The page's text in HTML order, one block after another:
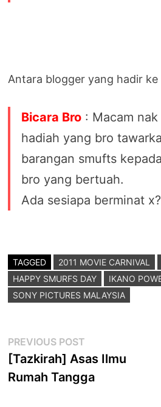
Antara blogger yang hadir ke
Bicara Bro : Macam
hadiah yang bro
barangan smufts
bro yang bertuah.
Ada sesiapa berminat x?
TAGGED 2011 MOVIE CARNIVAL
HAPPY SMURFS DAY
IKANO
SONY PICTURES MALAYSIA
Post
navigation
PREVIOUS POST
post:
[Tazkirah] Asas Ilmu
Rumah Tangga